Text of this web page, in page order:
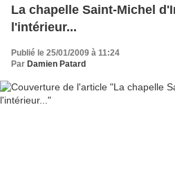
La chapelle Saint-Michel
l'intérieur...
Publié le 25/01/2009 à 11:24
Par Damien Patard